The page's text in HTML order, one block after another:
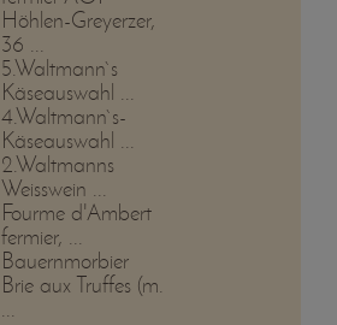
Höhlen-Greyerzer,
36 ...
5.Waltmann`s
Käseauswahl ...
4.Waltmann`s-
Käseauswahl ...
2.Waltmanns
Weisswein ...
Fourme d'Ambert
fermier, ...
Bauernmorbier
Brie aux Truffes (m.
...